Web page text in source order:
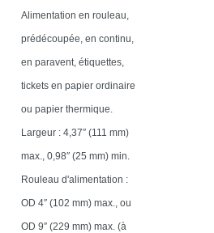
Alimentation en rouleau,
prédécoupée, en continu,
en paravent, étiquettes,
tickets en papier ordinaire
ou papier thermique.
Largeur : 4,37″ (111 mm)
max., 0,98″ (25 mm) min.
Rouleau d'alimentation :
OD 4″ (102 mm) max., ou
OD 9″ (229 mm) max. (à